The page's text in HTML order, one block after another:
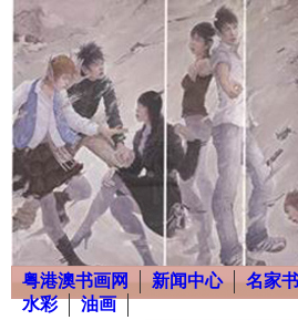
粤港澳书画网 新闻中心 名家
水彩
油画